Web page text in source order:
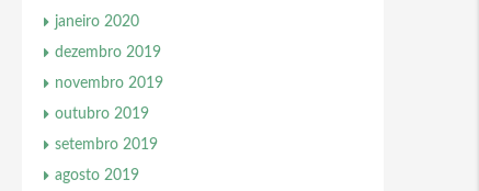
janeiro 2020
dezembro 2019
novembro 2019
outubro 2019
setembro 2019
agosto 2019